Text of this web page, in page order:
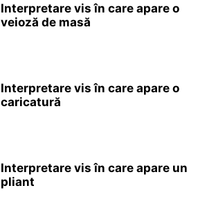
Interpretare vis în care apare o
veioză de masă
Interpretare vis în care apare o
caricatură
Interpretare vis în care apare un
pliant